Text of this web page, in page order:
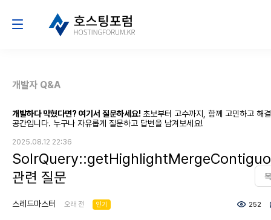
개발자 Q&A
개발하다 막혔다면? 여기서 질문하세요! 초보부터 고수까지, 함께 고민하고 해
공간입니다. 누구나 자유롭게 질문하고 답변을 남겨보세요!
2025.08.12 22:36
관련 질문
스레드마스터 오래 전 인기 252